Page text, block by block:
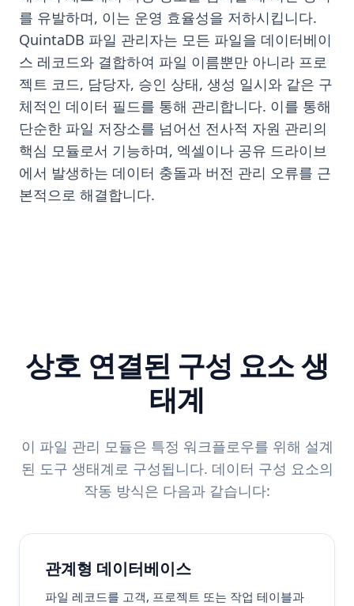
를 유발하며, 이는 운영 효율성을 저하시킵니다.
QuintaDB 파일 관리자는 모든 파일을 데이터베이
스 레코드와 결합하여 파일 이름뿐만 아니라 프로
젝트 코드, 담당자, 승인 상태, 생성 일시와 같은 구
체적인 데이터 필드를 통해 관리합니다. 이를 통해
단순한 파일 저장소를 넘어선 전사적 자원 관리의
핵심 모듈로서 기능하며, 엑셀이나 공유 드라이브
에서 발생하는 데이터 충돌과 버전 관리 오류를 근
본적으로 해결합니다.
상호 연결된 구성 요소 생
태계
이 파일 관리 모듈은 특정 워크플로우를 위해 설계
된 도구 생태계로 구성됩니다. 데이터 구성 요소의
작동 방식은 다음과 같습니다:
관계형 데이터베이스
파일 레코드를 고객, 프로젝트 또는 작업 테이블과